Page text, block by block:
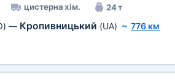
цистерна хім. 24 т
— Кропивницький (UA) ~ 776 км